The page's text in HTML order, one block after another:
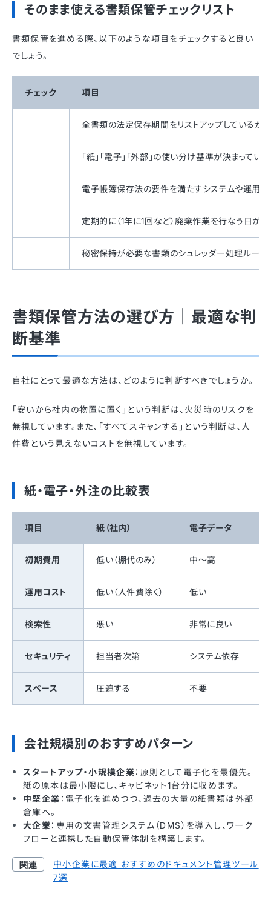
そのまま使える書類保管チェックリスト
書類保管を進める際、以下のような項目をチェックすると良い
でしょう。
チェック 項目
全書類の法定保存期間をリストアップしているか
「紙」「電子」「外部」の使い分け基準が決まってい
電子帳簿保存法の要件を満たすシステムや運用
定期的に（1年に1回など）廃棄作業を行なう日が
秘密保持が必要な書類のシュレッダー処理ルー
書類保管方法の選び方｜最適な判
断基準
自社にとって最適な方法は、どのように判断すべきでしょうか。
「安いから社内の物置に置く」という判断は、火災時のリスクを
無視しています。また、「すべてスキャンする」という判断は、人
件費という見えないコストを無視しています。
紙・電子・外注の比較表
項目 紙（社内） 電子データ
初期費用 低い（棚代のみ） 中〜高
運用コスト 低い（人件費除く） 低い
検索性 悪い 非常に良い
セキュリティ 担当者次第 システム依存
スペース 圧迫する 不要
会社規模別のおすすめパターン
スタートアップ・小規模企業：原則として電子化を最優先。
紙の原本は最小限にし、キャビネット1台分に収めます。
中堅企業 ：電子化を進めつつ、過去の大量の紙書類は外部
倉庫へ。
大企業：専用の文書管理システム（DMS）を導入し、ワーク
フローと連携した自動保管体制を構築します。
中小企業に最適 おすすめのドキュメント管理ツール
7選